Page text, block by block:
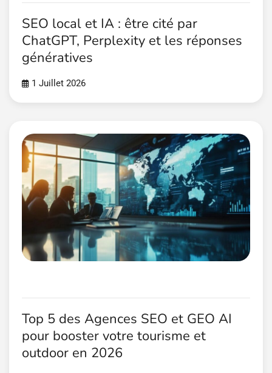
SEO local et IA : être cité par
ChatGPT, Perplexity et les réponses
génératives
1 Juillet 2026
Top 5 des Agences SEO et GEO AI
pour booster votre tourisme et
outdoor en 2026